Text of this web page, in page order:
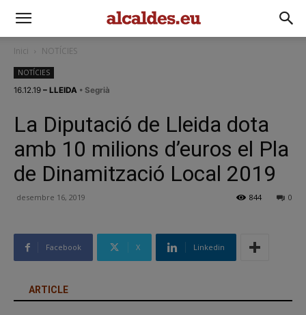
Inici NOTÍCIES
NOTÍCIES
16.12.19 – LLEIDA • Segrià
La Diputació de Lleida dota
amb 10 milions d’euros el Pla
de Dinamització Local 2019
desembre 16, 2019 0
844
Facebook X Linkedin
ARTICLE